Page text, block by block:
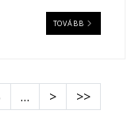
TOVÁBB
… Következő
> Utolsó
>>